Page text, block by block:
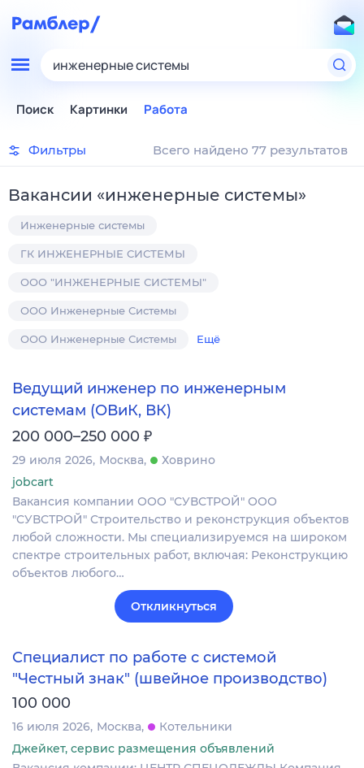
инженерные системы
Поиск Картинки Работа
Фильтры Всего найдено 77 результатов
Вакансии «инженерные системы»
Инженерные системы
ГК ИНЖЕНЕРНЫЕ СИСТЕМЫ
ООО "ИНЖЕНЕРНЫЕ СИСТЕМЫ"
ООО Инженерные Системы
ООО Инженерные Системы Ещё
Ведущий инженер по инженерным
системам (ОВиК, ВК)
200 000–250 000 ₽
29 июля 2026 Москва
Ховрино
jobcart
Вакансия компании ООО "СУВСТРОЙ" ООО
"СУВСТРОЙ" Строительство и реконструкция объектов
любой сложности. Мы специализируемся на широком
спектре строительных работ, включая: Реконструкцию
объектов любого…
Откликнуться
Специалист по работе с системой
"Честный знак" (швейное производство)
100 000
16 июля 2026 Москва
Котельники
Джейкет, сервис размещения объявлений